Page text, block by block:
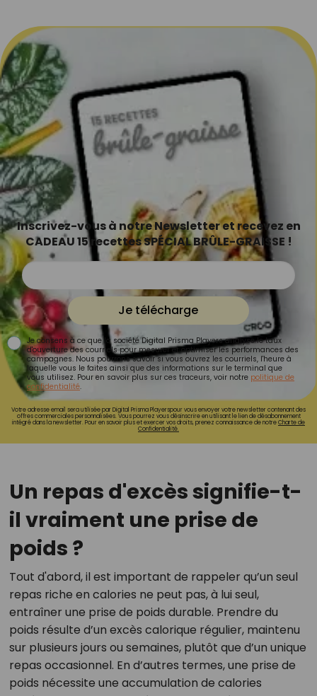
Inscrivez-vous à notre Newsletter et recevez en
CADEAU 15 recettes SPÉCIAL BRÛLE-GRAISSE !
Je télécharge
Je consens à ce que la société Digital Prisma Players analyse le taux
d'ouverture des courriels pour mesurer et optimiser les performances des
campagnes. Nous pourrons savoir si vous ouvrez les courriels, l'heure à
laquelle vous le faites ainsi que des informations sur le terminal que
vous utilisez. Pour en savoir plus sur ces traceurs, voir notre politique de
confidentialité.
Votre adresse email sera utilisée par Digital Prisma Playerspour vous envoyer votre newsletter contenant des
offres commerciales personnalisées. Vous pourrez vous désinscrire en utilisant le lien de désabonnement
intégré dans la newsletter. Pour en savoir plus et exercer vos droits, prenez connaissance de notreCharte de
Confidentialité.
Un repas d'excès signifie-t-
il vraiment une prise de
poids ?
Tout d'abord, il est important de rappeler qu’un seul
repas riche en calories ne peut pas, à lui seul,
entraîner une prise de poids durable. Prendre du
poids résulte d’un excès calorique régulier, maintenu
sur plusieurs jours ou semaines, plutôt que d’un unique
repas occasionnel. En d’autres termes, une prise de
poids nécessite une accumulation de calories